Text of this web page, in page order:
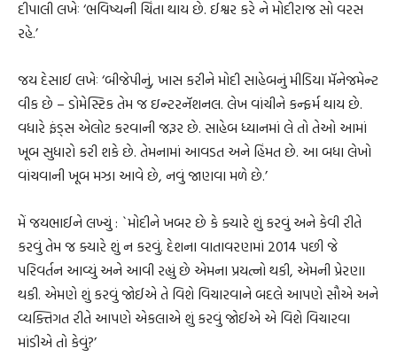
દીપાલી લખેઃ ‘ભવિષ્યની ચિંતા થાય છે. ઈશ્વર કરે ને મોદીરાજ સો વરસ
રહે.’
જય દેસાઈ લખેઃ ‘બીજેપીનું, ખાસ કરીને મોદી સાહેબનું મીડિયા મૅનેજમેન્ટ
વીક છે – ડોમેસ્ટિક તેમ જ ઇન્ટરનૅશનલ. લેખ વાંચીને કન્ફર્મ થાય છે.
વધારે ફંડ્સ એલોટ કરવાની જરૂર છે. સાહેબ ધ્યાનમાં લે તો તેઓ આમાં
ખૂબ સુધારો કરી શકે છે. તેમનામાં આવડત અને હિંમત છે. આ બધા લેખો
વાંચવાની ખૂબ મઝા આવે છે, નવું જાણવા મળે છે.’
મેં જયભાઈને લખ્યું : `મોદીને ખબર છે કે ક્યારે શું કરવું અને કેવી રીતે
કરવું તેમ જ ક્યારે શું ન કરવું. દેશના વાતાવરણમાં 2014 પછી જે
પરિવર્તન આવ્યું અને આવી રહ્યું છે એમના પ્રયત્નો થકી, એમની પ્રેરણા
થકી. એમણે શું કરવું જોઈએ તે વિશે વિચારવાને બદલે આપણે સૌએ અને
વ્યક્તિગત રીતે આપણે એકલાએ શું કરવું જોઈએ એ વિશે વિચારવા
માંડીએ તો કેવું?’